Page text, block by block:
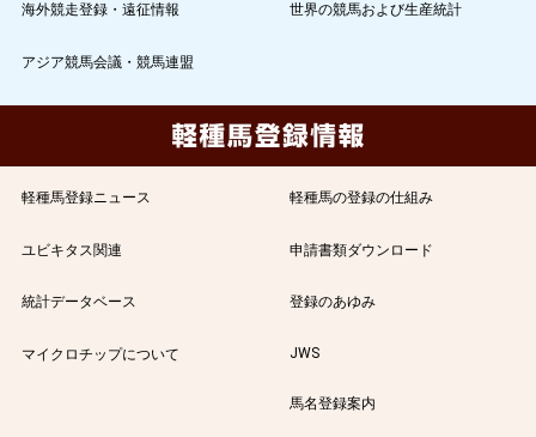
海外競走登録・遠征情報 世界の競馬および生産統計
アジア競馬会議・競馬連盟
軽種馬登録ニュース 軽種馬の登録の仕組み
ユビキタス関連 申請書類ダウンロード
統計データベース 登録のあゆみ
マイクロチップについて JWS
馬名登録案内